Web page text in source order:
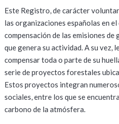
Este Registro, de carácter
las organizaciones españolas en
compensación de las emisiones
que genera su actividad. A su vez,
compensar toda o parte de su
serie de proyectos forestales
Estos proyectos integran
sociales, entre los que se
carbono de la atmósfera.